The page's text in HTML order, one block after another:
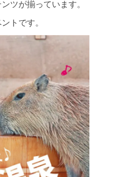
ツが揃っています。
トです。